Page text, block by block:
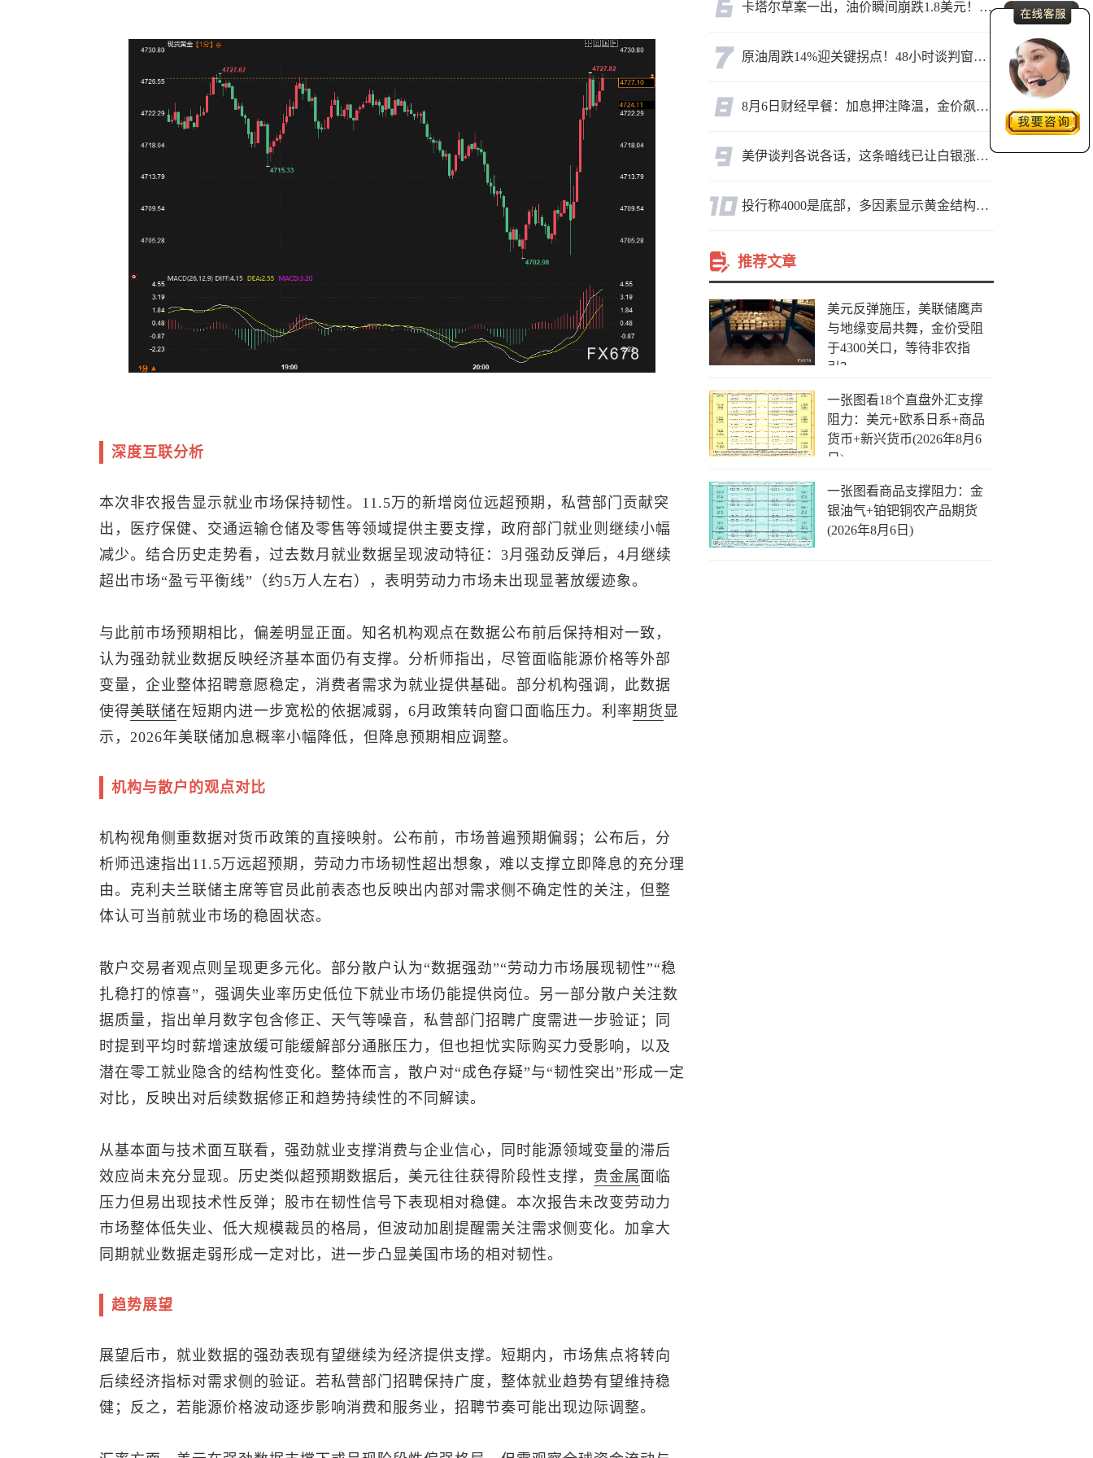
深度互联分析
本次非农报告显示就业市场保持韧性。11.5万的新增岗位远超预期，私营部门贡献突
出，医疗保健、交通运输仓储及零售等领域提供主要支撑，政府部门就业则继续小幅
减少。结合历史走势看，过去数月就业数据呈现波动特征：3月强劲反弹后，4月继续
超出市场“盈亏平衡线”（约5万人左右），表明劳动力市场未出现显著放缓迹象。
与此前市场预期相比，偏差明显正面。知名机构观点在数据公布前后保持相对一致，
认为强劲就业数据反映经济基本面仍有支撑。分析师指出，尽管面临能源价格等外部
变量，企业整体招聘意愿稳定，消费者需求为就业提供基础。部分机构强调，此数据
使得美联储在短期内进一步宽松的依据减弱，6月政策转向窗口面临压力。利率期货显
示，2026年美联储加息概率小幅降低，但降息预期相应调整。
机构与散户的观点对比
机构视角侧重数据对货币政策的直接映射。公布前，市场普遍预期偏弱；公布后，分
析师迅速指出11.5万远超预期，劳动力市场韧性超出想象，难以支撑立即降息的充分理
由。克利夫兰联储主席等官员此前表态也反映出内部对需求侧不确定性的关注，但整
体认可当前就业市场的稳固状态。
散户交易者观点则呈现更多元化。部分散户认为“数据强劲”“劳动力市场展现韧性”“稳
扎稳打的惊喜”，强调失业率历史低位下就业市场仍能提供岗位。另一部分散户关注数
据质量，指出单月数字包含修正、天气等噪音，私营部门招聘广度需进一步验证；同
时提到平均时薪增速放缓可能缓解部分通胀压力，但也担忧实际购买力受影响，以及
潜在零工就业隐含的结构性变化。整体而言，散户对“成色存疑”与“韧性突出”形成一定
对比，反映出对后续数据修正和趋势持续性的不同解读。
从基本面与技术面互联看，强劲就业支撑消费与企业信心，同时能源领域变量的滞后
效应尚未充分显现。历史类似超预期数据后，美元往往获得阶段性支撑， 贵金属面临
压力但易出现技术性反弹；股市在韧性信号下表现相对稳健。本次报告未改变劳动力
市场整体低失业、低大规模裁员的格局，但波动加剧提醒需关注需求侧变化。加拿大
同期就业数据走弱形成一定对比，进一步凸显美国市场的相对韧性。
趋势展望
展望后市，就业数据的强劲表现有望继续为经济提供支撑。短期内，市场焦点将转向
后续经济指标对需求侧的验证。若私营部门招聘保持广度，整体就业趋势有望维持稳
健；反之，若能源价格波动逐步影响消费和服务业，招聘节奏可能出现边际调整。
卡塔尔草案一出，油价瞬间崩跌1.8美元！海峡真要通了？
原油周跌14%迎关键拐点！48小时谈判窗口，暗藏行情变数
8月6日财经早餐：加息押注降温，金价飙升至近两个月高位，地缘缓和预期，美油75关口拉锯
美伊谈判各说各话，这条暗线已让白银涨疯了
投行称4000是底部，多因素显示黄金结构性机会显现
推荐文章
美元反弹施压，美联储鹰声
与地缘变局共舞，金价受阻
于4300关口，等待非农指
引？
一张图看18个直盘外汇支撑
阻力：美元+欧系日系+商品
货币+新兴货币(2026年8月6
日)
一张图看商品支撑阻力：金
银油气+铂钯铜农产品期货
(2026年8月6日)